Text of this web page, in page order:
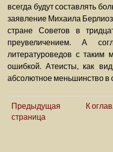
всегда будут составлять
заявление Михаила
стране Советов в
преувеличением. А
литературоведов с таким
ошибкой. Атеисты, как
абсолютное меньшинство в
Предыдущая
страница
К